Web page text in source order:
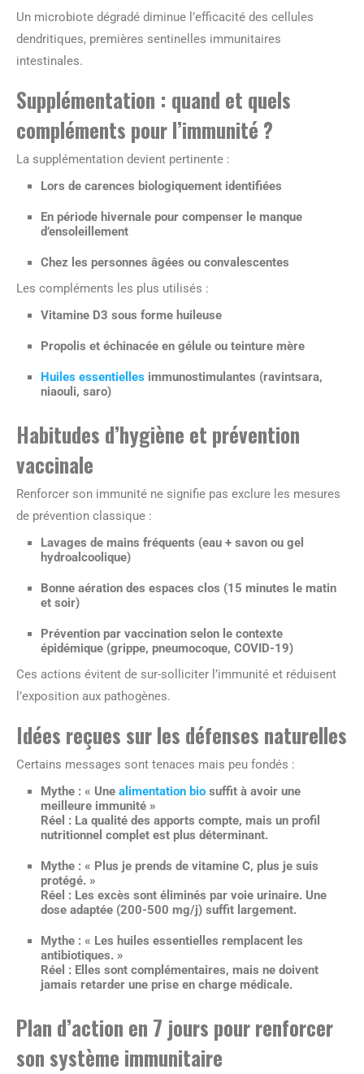
Un microbiote dégradé diminue l’efficacité des cellules
dendritiques, premières sentinelles immunitaires
intestinales.
Supplémentation : quand et quels
compléments pour l’immunité ?
La supplémentation devient pertinente :
Lors de carences biologiquement identifiées
En période hivernale pour compenser le manque
d’ensoleillement
Chez les personnes âgées ou convalescentes
Les compléments les plus utilisés :
Vitamine D3 sous forme huileuse
Propolis et échinacée en gélule ou teinture mère
Huiles essentielles immunostimulantes (ravintsara,
niaouli, saro)
Habitudes d’hygiène et prévention
vaccinale
Renforcer son immunité ne signifie pas exclure les mesures
de prévention classique :
Lavages de mains fréquents (eau + savon ou gel
hydroalcoolique)
Bonne aération des espaces clos (15 minutes le matin
et soir)
Prévention par vaccination selon le contexte
épidémique (grippe, pneumocoque, COVID-19)
Ces actions évitent de sur-solliciter l’immunité et réduisent
l’exposition aux pathogènes.
Idées reçues sur les défenses naturelles
Certains messages sont tenaces mais peu fondés :
Mythe : « Une alimentation bio suffit à avoir une
meilleure immunité »
Réel : La qualité des apports compte, mais un profil
nutritionnel complet est plus déterminant.
Mythe : « Plus je prends de vitamine C, plus je suis
protégé. »
Réel : Les excès sont éliminés par voie urinaire. Une
dose adaptée (200-500 mg/j) suffit largement.
Mythe : « Les huiles essentielles remplacent les
antibiotiques. »
Réel : Elles sont complémentaires, mais ne doivent
jamais retarder une prise en charge médicale.
Plan d’action en 7 jours pour renforcer
son système immunitaire